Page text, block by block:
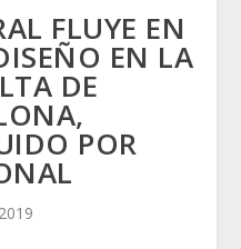
FLUYE EN
EN LA
DE
POR